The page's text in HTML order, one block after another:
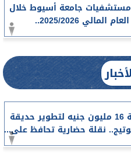
جامعة أسيوط خلال
العام المالي 2025/2026..
ميزانية 16 مليون جنيه لتطوير حديقة
نقلة حضارية تحافظ على...